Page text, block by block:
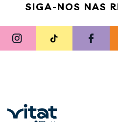
SIGA-NOS NAS